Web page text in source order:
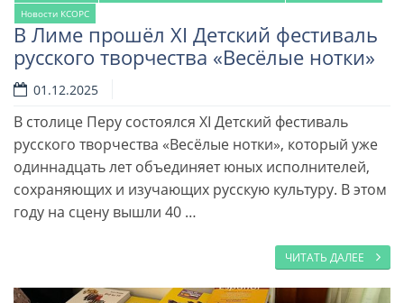
Новости КСОРС
В Лиме прошёл XI Детский фестиваль
русского творчества «Весёлые нотки»
01.12.2025
В столице Перу состоялся XI Детский фестиваль
русского творчества «Весёлые нотки», который уже
одиннадцать лет объединяет юных исполнителей,
сохраняющих и изучающих русскую культуру. В этом
году на сцену вышли 40 …
ЧИТАТЬ ДАЛЕЕ